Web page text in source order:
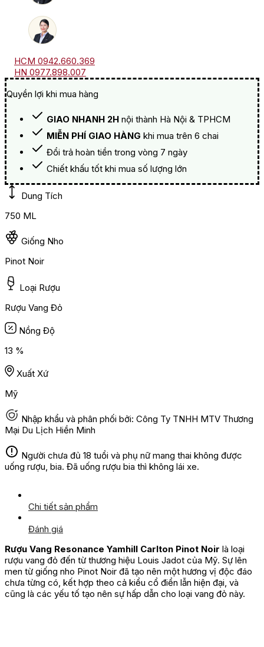
HCM 0942.660.369
HN 0977.898.007
Quyền lợi khi mua hàng
GIAO NHANH 2H nội thành Hà Nội & TPHCM
MIỄN PHÍ GIAO HÀNG khi mua trên 6 chai
Đổi trả hoàn tiền trong vòng 7 ngày
Chiết khấu tốt khi mua số lượng lớn
Dung Tích
750 ML
Giống Nho
Pinot Noir
Loại Rượu
Rượu Vang Đỏ
Nồng Độ
13 %
Xuất Xứ
Mỹ
Nhập khẩu và phân phối bởi: Công Ty TNHH MTV Thương
Mại Du Lịch Hiền Minh
Người chưa đủ 18 tuổi và phụ nữ mang thai không được
uống rượu, bia. Đã uống rượu bia thì không lái xe.
Chi tiết sản phẩm
Đánh giá
Rượu Vang Resonance Yamhill Carlton Pinot Noir là loại
rượu vang đỏ đến từ thương hiệu Louis Jadot của Mỹ. Sự lên
men từ giống nho Pinot Noir đã tạo nên một hương vị độc đáo
chưa từng có, kết hợp theo cả kiểu cổ điển lẫn hiện đại, và
cũng là các yếu tố tạo nên sự hấp dẫn cho loại vang đỏ này.